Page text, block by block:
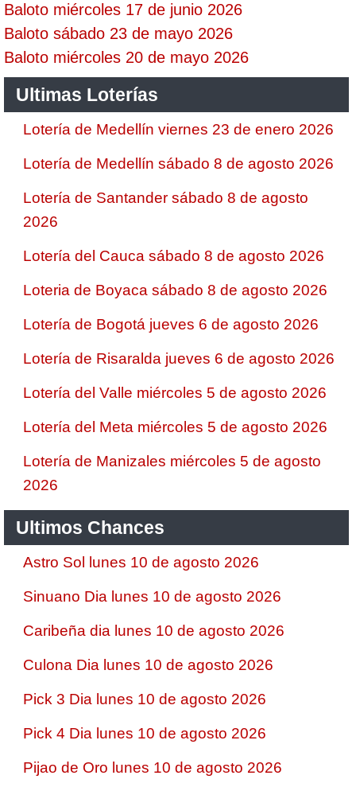
Baloto miércoles 17 de junio 2026
Baloto sábado 23 de mayo 2026
Baloto miércoles 20 de mayo 2026
Ultimas Loterías
Lotería de Medellín viernes 23 de enero 2026
Lotería de Medellín sábado 8 de agosto 2026
Lotería de Santander sábado 8 de agosto
2026
Lotería del Cauca sábado 8 de agosto 2026
Loteria de Boyaca sábado 8 de agosto 2026
Lotería de Bogotá jueves 6 de agosto 2026
Lotería de Risaralda jueves 6 de agosto 2026
Lotería del Valle miércoles 5 de agosto 2026
Lotería del Meta miércoles 5 de agosto 2026
Lotería de Manizales miércoles 5 de agosto
2026
Ultimos Chances
Astro Sol lunes 10 de agosto 2026
Sinuano Dia lunes 10 de agosto 2026
Caribeña dia lunes 10 de agosto 2026
Culona Dia lunes 10 de agosto 2026
Pick 3 Dia lunes 10 de agosto 2026
Pick 4 Dia lunes 10 de agosto 2026
Pijao de Oro lunes 10 de agosto 2026